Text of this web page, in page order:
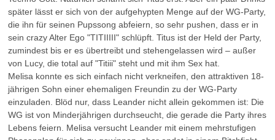
später lässt er sich von der aufgehypten Menge auf der WG-Party,
die ihn für seinen Pupssong abfeiern, so sehr pushen, dass er in
sein crazy Alter Ego "TITIIIII" schlüpft. Titus ist der Held der Party,
zumindest bis er es übertreibt und stehengelassen wird – außer
von Lucy, die total auf "Titiii" steht und mit ihm Sex hat.
Melisa konnte es sich einfach nicht verkneifen, den attraktiven 18-
jährigen Sohn einer ehemaligen Freundin zu der WG-Party
einzuladen. Blöd nur, dass Leander nicht allein gekommen ist: Die
WG ist von Minderjährigen durchseucht, die gerade die Party ihres
Lebens feiern. Melisa versucht Leander mit einem mehrstufigen